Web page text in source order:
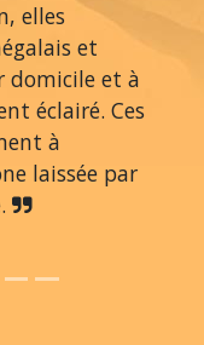
elles
et
domicile et à
éclairé. Ces
à
laissée par